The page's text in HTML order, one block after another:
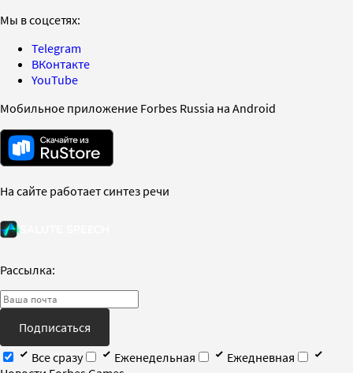
Мы в соцсетях:
Telegram
ВКонтакте
YouTube
Мобильное приложение Forbes Russia на Android
На сайте работает синтез речи
Рассылка:
Подписаться
Все сразу
Еженедельная
Ежедневная